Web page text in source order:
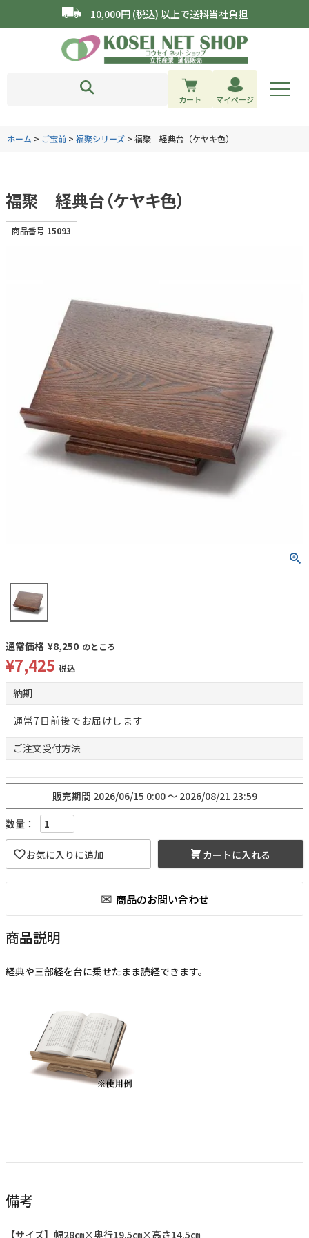
10,000円 (税込) 以上で送料当社負担
カート マイページ
ホーム ご宝前 福聚シリーズ 福聚 経典台（ケヤキ色）
福聚 経典台（ケヤキ色）
商品番号 15093
通常価格 ¥8,250 のところ
¥7,425 税込
納期
通常7日前後でお届けします
ご注文受付方法
販売期間 2026/06/15 0:00〜 2026/08/21 23:59
カートに入れる
商品説明
経典や三部経を台に乗せたまま読経できます。
備考
【サイズ】幅28㎝×奥行19.5㎝×高さ14.5㎝